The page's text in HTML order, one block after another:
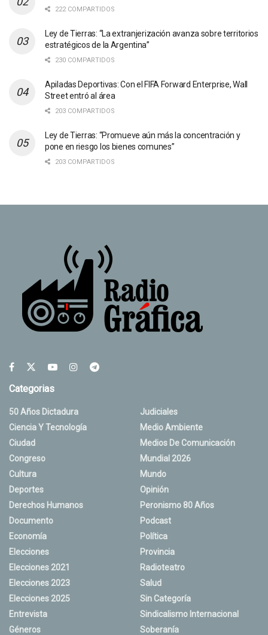
222 COMPARTIDOS
Ley de Tierras: “La extranjerización avanza sobre territorios
estratégicos de la Argentina”
230 COMPARTIDOS
Apiladas Deportivas: Con el FIFA Forward Enterprise, Wall
Street entró al área
203 COMPARTIDOS
Ley de Tierras: “Promueve aún más la concentración y
pone en riesgo los bienes comunes”
203 COMPARTIDOS
Categorias
50 Años Dictadura
Ciencia Y Tecnología
Ciudad
Congreso
Cultura
Deportes
Derechos Humanos
Documento
Economía
Elecciones
Elecciones 2021
Elecciones 2023
Elecciones 2025
Entrevista
Géneros
Judiciales
Medio Ambiente
Medios De Comunicación
Mundial 2026
Mundo
Opinión
Peronismo 80 Años
Podcast
Política
Provincia
Radioteatro
Salud
Sin Categoría
Sindicalismo Internacional
Soberanía